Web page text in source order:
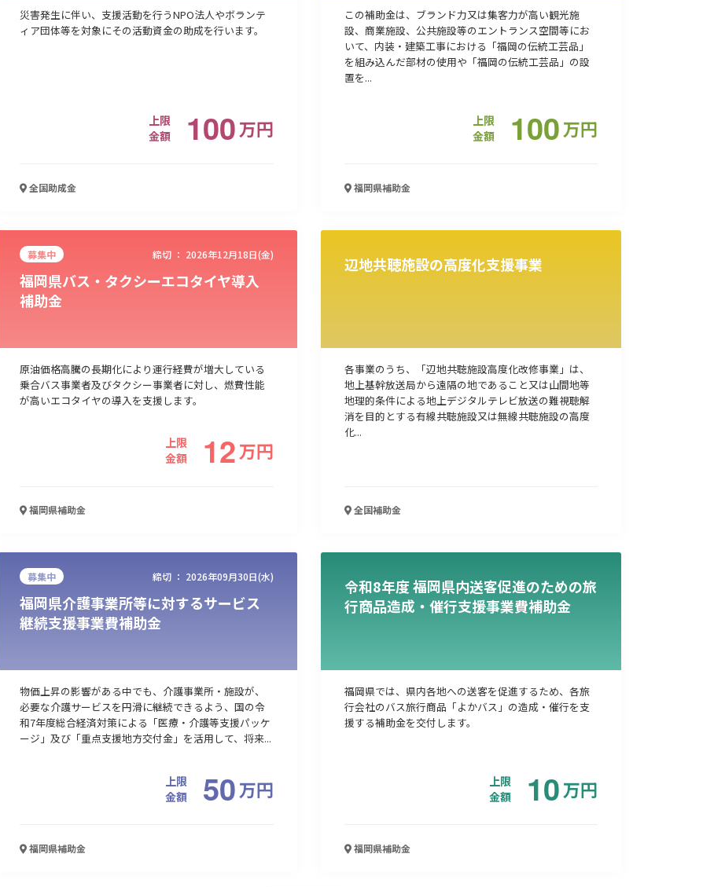
災害発生に伴い、支援活動を行うNPO法人やボランテ
ィア団体等を対象にその活動資金の助成を行います。
上限
金額
100万円
全国助成金
この補助金は、ブランド力又は集客力が高い観光施
設、商業施設、公共施設等のエントランス空間等にお
いて、内装・建築工事における「福岡の伝統工芸品」
を組み込んだ部材の使用や「福岡の伝統工芸品」の設
置を...
上限
金額
100万円
福岡県補助金
募集中 締切 ： 2026年12月18日(金)
福岡県バス・タクシーエコタイヤ導入
補助金
原油価格高騰の長期化により運行経費が増大している
乗合バス事業者及びタクシー事業者に対し、燃費性能
が高いエコタイヤの導入を支援します。
上限
金額
12万円
福岡県補助金
辺地共聴施設の高度化支援事業
各事業のうち、「辺地共聴施設高度化改修事業」は、
地上基幹放送局から遠隔の地であること又は山間地等
地理的条件による地上デジタルテレビ放送の難視聴解
消を目的とする有線共聴施設又は無線共聴施設の高度
化...
全国補助金
募集中 締切 ： 2026年09月30日(水)
福岡県介護事業所等に対するサービス
継続支援事業費補助金
物価上昇の影響がある中でも、介護事業所・施設が、
必要な介護サービスを円滑に継続できるよう、国の令
和7年度総合経済対策による「医療・介護等支援パッケ
ージ」及び「重点支援地方交付金」を活用して、将来...
上限
金額
50万円
福岡県補助金
令和8年度 福岡県内送客促進のための旅
行商品造成・催行支援事業費補助金
福岡県では、県内各地への送客を促進するため、各旅
行会社のバス旅行商品「よかバス」の造成・催行を支
援する補助金を交付します。
上限
金額
10万円
福岡県補助金